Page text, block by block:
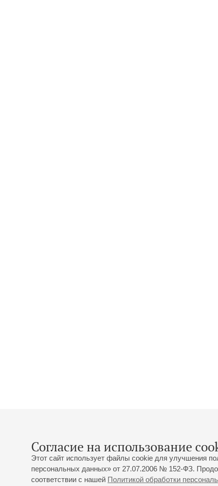
Согласие на использование
Этот сайт использует файлы cookie для улучшения
персональных данных» от 27.07.2006 № 152-ФЗ.
соответствии с нашей Политикой обработки